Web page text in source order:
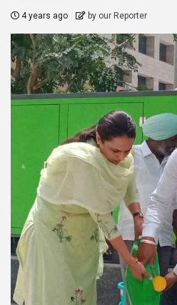
4 years ago by our Reporter